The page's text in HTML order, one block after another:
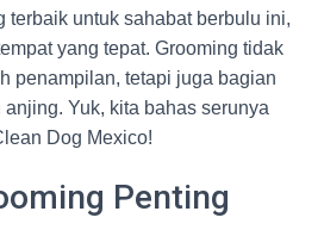
terbaik untuk sahabat berbulu ini,
yang tepat. Grooming tidak
penampilan, tetapi juga bagian
Yuk, kita bahas serunya
Dog Mexico!
Penting